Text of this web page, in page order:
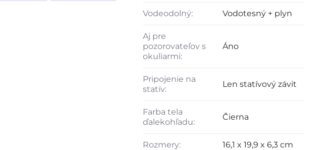
Vodeodolný: Vodotesný + plyn
Aj pre
pozorovateľov s
okuliarmi:
Áno
Pripojenie na
statív:
Len statívový závit
Farba tela
ďalekohľadu:
Čierna
Rozmery: 16,1 x 19,9 x 6,3 cm